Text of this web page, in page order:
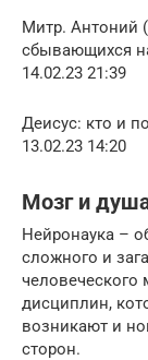
Митр. Антоний
сбывающихся
14.02.23 21:39
Деисус: кто и
13.02.23 14:20
Мозг и
Нейронаука –
сложного и
дисциплин,
возникают и
сторон.